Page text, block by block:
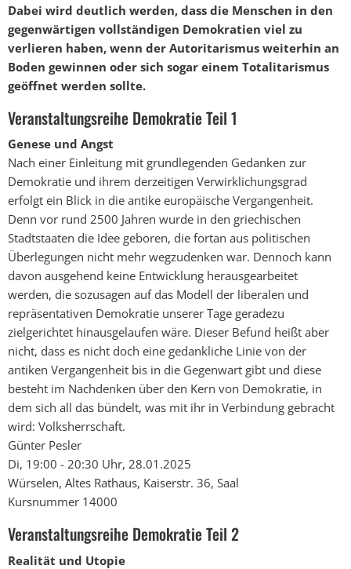
Dabei wird deutlich werden, dass die Menschen in den
gegenwärtigen vollständigen Demokratien viel zu
verlieren haben, wenn der Autoritarismus weiterhin an
Boden gewinnen oder sich sogar einem Totalitarismus
geöffnet werden sollte.
Veranstaltungsreihe Demokratie Teil 1
Genese und Angst
Nach einer Einleitung mit grundlegenden Gedanken zur
Demokratie und ihrem derzeitigen Verwirklichungsgrad
erfolgt ein Blick in die antike europäische Vergangenheit.
Denn vor rund 2500 Jahren wurde in den griechischen
Stadtstaaten die Idee geboren, die fortan aus politischen
Überlegungen nicht mehr wegzudenken war. Dennoch kann
davon ausgehend keine Entwicklung herausgearbeitet
werden, die sozusagen auf das Modell der liberalen und
repräsentativen Demokratie unserer Tage geradezu
zielgerichtet hinausgelaufen wäre. Dieser Befund heißt aber
nicht, dass es nicht doch eine gedankliche Linie von der
antiken Vergangenheit bis in die Gegenwart gibt und diese
besteht im Nachdenken über den Kern von Demokratie, in
dem sich all das bündelt, was mit ihr in Verbindung gebracht
wird: Volksherrschaft.
Günter Pesler
Di, 19:00 - 20:30 Uhr, 28.01.2025
Würselen, Altes Rathaus, Kaiserstr. 36, Saal
Kursnummer 14000
Veranstaltungsreihe Demokratie Teil 2
Realität und Utopie